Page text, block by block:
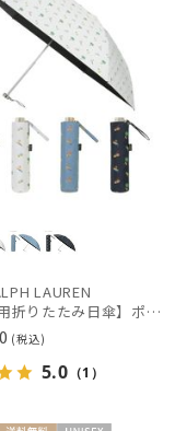
LAUREN
【晴雨兼用折りたたみ日傘】ポロ ラルフ ローレン (POLO RALPH LAUREN) ラルフローレンリゾート 雨の日OK 軽量 一級遮光99.99% 遮熱 UV 晴雨兼用
(税込)
5.0 （1）